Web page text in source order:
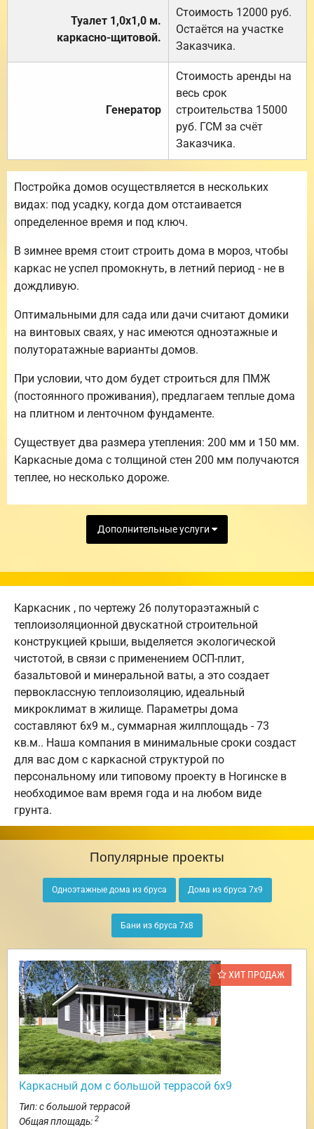
Туалет 1,0х1,0 м.
каркасно-щитовой.
Стоимость 12000 руб.
Остаётся на участке
Заказчика.
Генератор
Стоимость аренды на
весь срок
строительства 15000
руб. ГСМ за счёт
Заказчика.
Постройка домов осуществляется в нескольких
видах: под усадку, когда дом отстаивается
определенное время и под ключ.
В зимнее время стоит строить дома в мороз, чтобы
каркас не успел промокнуть, в летний период - не в
дождливую.
Оптимальными для сада или дачи считают домики
на винтовых сваях, у нас имеются одноэтажные и
полуторатажные варианты домов.
При условии, что дом будет строиться для ПМЖ
(постоянного проживания), предлагаем теплые дома
на плитном и ленточном фундаменте.
Существует два размера утепления: 200 мм и 150 мм.
Каркасные дома с толщиной стен 200 мм получаются
теплее, но несколько дороже.
Дополнительные услуги
Каркасник , по чертежу 26 полутораэтажный с
теплоизоляционной двускатной строительной
конструкцией крыши, выделяется экологической
чистотой, в связи с применением ОСП-плит,
базальтовой и минеральной ваты, а это создает
первоклассную теплоизоляцию, идеальный
микроклимат в жилище. Параметры дома
составляют 6х9 м., суммарная жилплощадь - 73
кв.м.. Наша компания в минимальные сроки создаст
для вас дом с каркасной структурой по
персональному или типовому проекту в Ногинске в
необходимое вам время года и на любом виде
грунта.
Популярные проекты
Одноэтажные дома из бруса Дома из бруса 7х9
Бани из бруса 7х8
ХИТ ПРОДАЖ
Каркасный дом с большой террасой 6х9
Тип: с большой террасой
Общая площадь: 2